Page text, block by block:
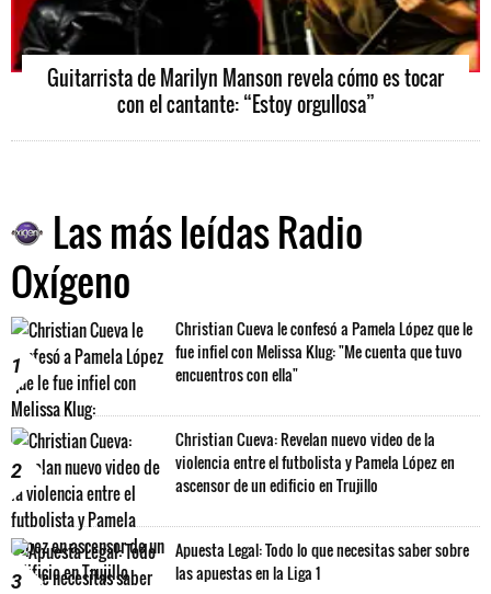
Guitarrista de Marilyn Manson revela cómo es tocar
con el cantante: “Estoy orgullosa”
Las más leídas Radio
Oxígeno
1
Christian Cueva le confesó a Pamela López que le
fue infiel con Melissa Klug: "Me cuenta que tuvo
encuentros con ella"
2
Christian Cueva: Revelan nuevo video de la
violencia entre el futbolista y Pamela López en
ascensor de un edificio en Trujillo
3
Apuesta Legal: Todo lo que necesitas saber sobre
las apuestas en la Liga 1